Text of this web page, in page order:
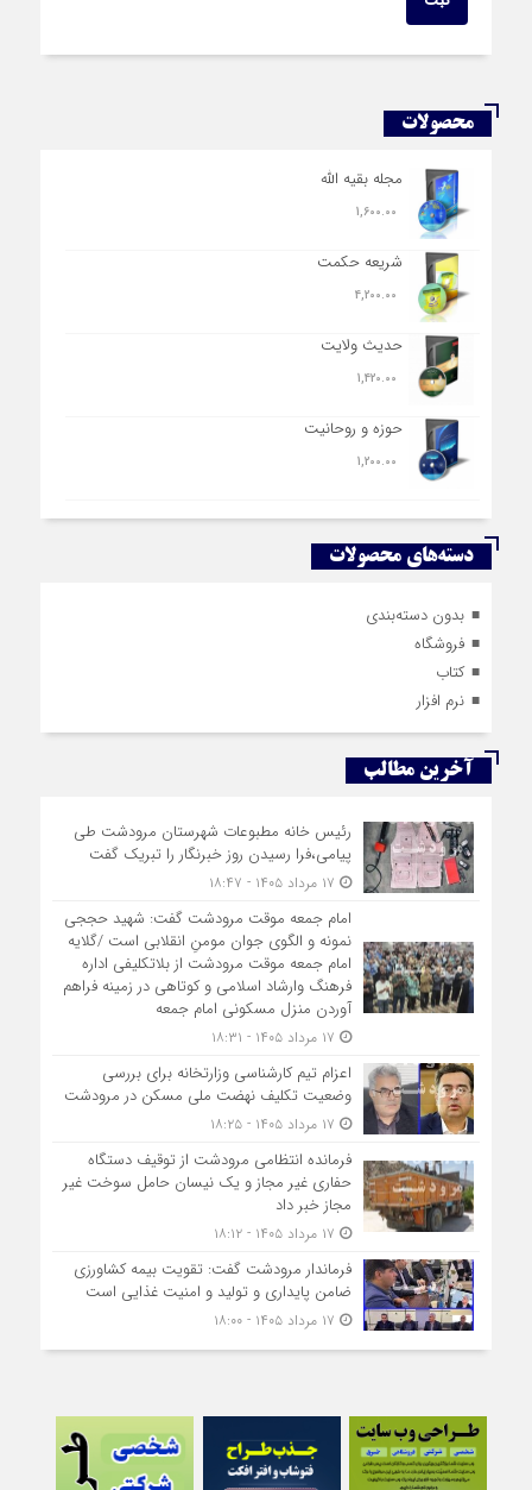
محصولات
مجله بقیه الله
1,600.00
شریعه حکمت
4,200.00
حدیث ولایت
1,420.00
حوزه و روحانیت
1,200.00
دسته‌های محصولات
بدون دسته‌بندی
فروشگاه
کتاب
نرم افزار
آخرین مطالب
رئیس خانه مطبوعات شهرستان مرودشت طی
پیامی،فرا رسیدن روز خبرنگار را تبریک گفت
امام جمعه موقت مرودشت گفت: شهید حججی
نمونه و الگوی جوان مومنِ انقلابی است /گلایه
امام جمعه موقت مرودشت از بلاتکلیفی اداره
فرهنگ وارشاد اسلامی و کوتاهی در زمینه فراهم
آوردن منزل مسکونی امام جمعه
اعزام تیم کارشناسی وزارتخانه برای بررسی
وضعیت تکلیف نهضت ملی مسکن در مرودشت
فرمانده انتظامی مرودشت از توقیف دستگاه
حفاری غیر مجاز و یک نیسان حامل سوخت غیر
مجاز خبر داد
فرماندار مرودشت گفت: تقویت بیمه کشاورزی
ضامن پایداری و تولید و امنیت غذایی است